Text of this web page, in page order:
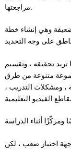
مراجعتها.
وهي إنشاء خطة
تحقيقه ، وتقسيم
متنوعة من طرق
، ومشكلات التدريب ،
اختبار صعب ، لكن